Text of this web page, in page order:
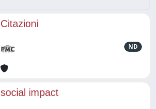
Citazioni
ND
social impact